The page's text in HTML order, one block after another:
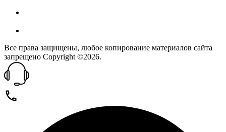
Все права защищены, любое копирование материалов сайта
запрещено Copyright ©2026.